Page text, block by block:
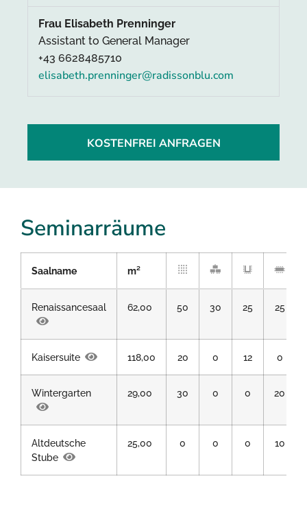
Frau Elisabeth Prenninger
Assistant to General Manager
+43 6628485710
elisabeth.prenninger@radissonblu.com
KOSTENFREI ANFRAGEN
Seminarräume
Saalname m²
Renaissancesaal 62,00 50 30 25 25
Kaisersuite 118,00 20 0 12 0
Wintergarten 29,00 30 0 0 20
Altdeutsche
Stube
25,00 0 0 0 10